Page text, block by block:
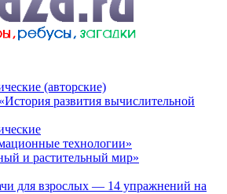
(авторские)
развития вычислительной
технологии»
и растительный мир»
для взрослых — 14 упражнений на